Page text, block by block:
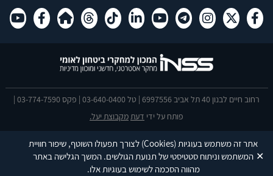
אתר זה משתמש בעוגיות(Cookies) לצורך תפעולו השוטף, שיפור חוויית
המשתמש וניתוח סטטיסטי של תנועת הגולשים. המשך הגלישה באתר
מהווה הסכמה לשימוש בעוגיות אלו.
✕
רחוב חיים לבנון 40 תל אביב 6997556 | טל 03-640-0400 | פקס 03-774-7590 |
פותח על ידי דעתמקבוצת יעל.
This site is protected by reCAPTCHA and the Google Privacy Policyand
Terms of Service apply.